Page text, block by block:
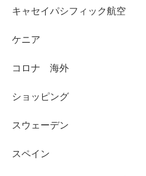
キャセイパシフィック航空
ケニア
コロナ 海外
ショッピング
スウェーデン
スペイン